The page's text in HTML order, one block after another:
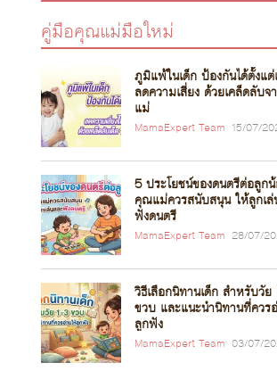
คู่มือคุณแม่มือใหม่
ภูมิแพ้ในเด็ก ป้องกันได้ตั้งแต่
ลดความเสี่ยง ด้วยเคล็ดลับจ
แม่
MamaExpert Team 15/07/
5 ประโยชน์ของดนตรีต่อลูก
คุณแม่ควรสนับสนุน ให้ลูกเล่
ฟังดนตรี
MamaExpert Team 28/07/
วิธีเลือกนิทานเด็ก สำหรับวั
ขวบ และแนะนำนิทานที่ควร
ลูกฟัง
MamaExpert Team 03/07/